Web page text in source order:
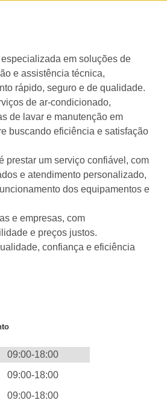
em soluções de
e assistência técnica,
rápido, seguro e de qualidade.
de ar-condicionado,
de lavar e manutenção em
buscando eficiência e satisfação
prestar um serviço confiável, com
e atendimento personalizado,
dos equipamentos e
e empresas, com
e preços justos.
confiança e eficiência
09:00-18:00
09:00-18:00
09:00-18:00